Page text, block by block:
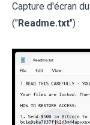
Capture d'écran
("Readme.txt") :